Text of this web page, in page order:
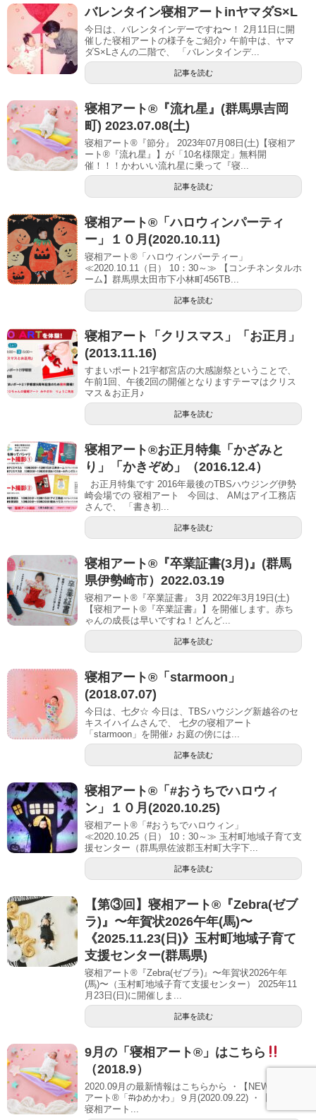
バレンタイン寝相アートinヤマダS×L
今日は、バレンタインデーですね〜！ 2月11日に開
催した寝相アートの様子をご紹介♪ 午前中は、ヤマ
ダS×Lさんの二階で、 「バレンタインデ...
記事を読む
寝相アート®︎『流れ星』(群馬県吉岡
町) 2023.07.08(土)
寝相アート®『節分』 2023年07月08日(土)【寝相ア
ート®︎『流れ星』】が「10名様限定」無料開
催！！！かわいい流れ星に乗って『寝...
記事を読む
寝相アート®「ハロウィンパーティ
ー」１０月(2020.10.11)
寝相アート®「ハロウィンパーティー」
≪2020.10.11（日） 10：30～≫ 【コンチネンタルホ
ーム】群馬県太田市下小林町456TB...
記事を読む
寝相アート「クリスマス」「お正月」
(2013.11.16)
すまいポート21宇都宮店の大感謝祭ということで、
午前1回、午後2回の開催となりますテーマはクリス
マス＆お正月♪
記事を読む
寝相アート®お正月特集「かざみと
り」「かきぞめ」（2016.12.4）
お正月特集です 2016年最後のTBSハウジング伊勢
崎会場での 寝相アート 今回は、 AMはアイ工務店
さんで、 「書き初...
記事を読む
寝相アート®︎『卒業証書(3月)』(群馬
県伊勢崎市）2022.03.19
寝相アート®『卒業証書』 3月 2022年3月19日(土)
【寝相アート®︎『卒業証書』】を開催します。赤ち
ゃんの成長は早いですね！どんど...
記事を読む
寝相アート®︎「starmoon」
(2018.07.07)
今日は、七夕☆ 今日は、TBSハウジング新越谷のセ
キスイハイムさんで、 七夕の寝相アート
「starmoon」を開催♪ お庭の傍には...
記事を読む
寝相アート®「#おうちでハロウィ
ン」１０月(2020.10.25)
寝相アート®「#おうちでハロウィン」
≪2020.10.25（日） 10：30～≫ 玉村町地域子育て支
援センター（群馬県佐波郡玉村町大字下...
記事を読む
【第③回】寝相アート®︎『Zebra(ゼブ
ラ)』〜年賀状2026午年(馬)〜
《2025.11.23(日)》玉村町地域子育て
支援センター(群馬県)
寝相アート®『Zebra(ゼブラ)』〜年賀状2026午年
(馬)〜（玉村町地域子育て支援センター） 2025年11
月23日(日)に開催しま...
記事を読む
9月の「寝相アート®」はこちら
（2018.9）
2020.09月の最新情報はこちらから ・【NEW】寝相
アート®「#ゆめかわ」９月(2020.09.22) ・【NEW】
寝相アート...